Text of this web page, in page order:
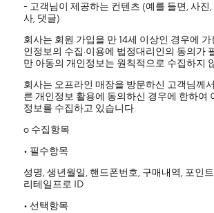
- 고객님이 제공하는 컨텐츠 (예를 들면, 사진,
사, 댓글)
회사는 회원 가입을 만 14세 이상인 경우에
인정보의 수집·이용에 법정대리인의 동의가
만 아동의 개인정보는 원칙적으로 수집하지
회사는 오프라인 매장을 방문하신 고객님께
른 개인정보 활용에 동의하신 경우에 한하여
정보를 수집하고 있습니다.
ο 수집항목
• 필수항목
성명, 생년월일, 핸드폰번호, 구매내역, 포인
리테일프로 ID
• 선택항목